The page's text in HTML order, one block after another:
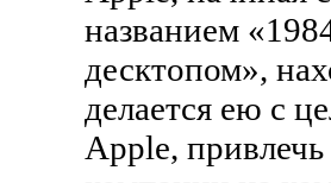
названием «
десктопом»,
делается ею с
Apple,